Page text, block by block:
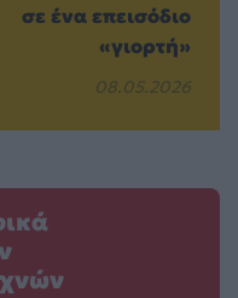
σε ένα επεισόδιο
«γιορτή»
08.05.2026